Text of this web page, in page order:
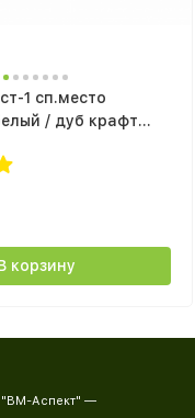
1 сп.место
/ дуб крафт
корзину
Аспект" —